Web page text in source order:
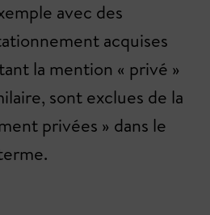
avec des
acquises
la mention « privé »
sont exclues de la
privées » dans le